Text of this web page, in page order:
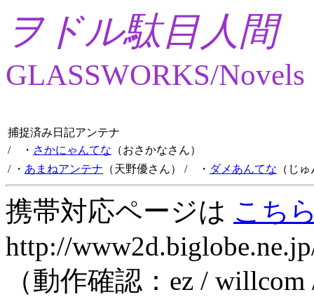
ヲドル駄目人間
GLASSWORKS/Novels
捕捉済み日記アンテナ
/ ・ さかにゃんてな （おさかなさん）
/ ・ あまねアンテナ （天野優さん） / ・ ダメあんてな （じ
携帯対応ページは こち
http://
（動作確認：ez /